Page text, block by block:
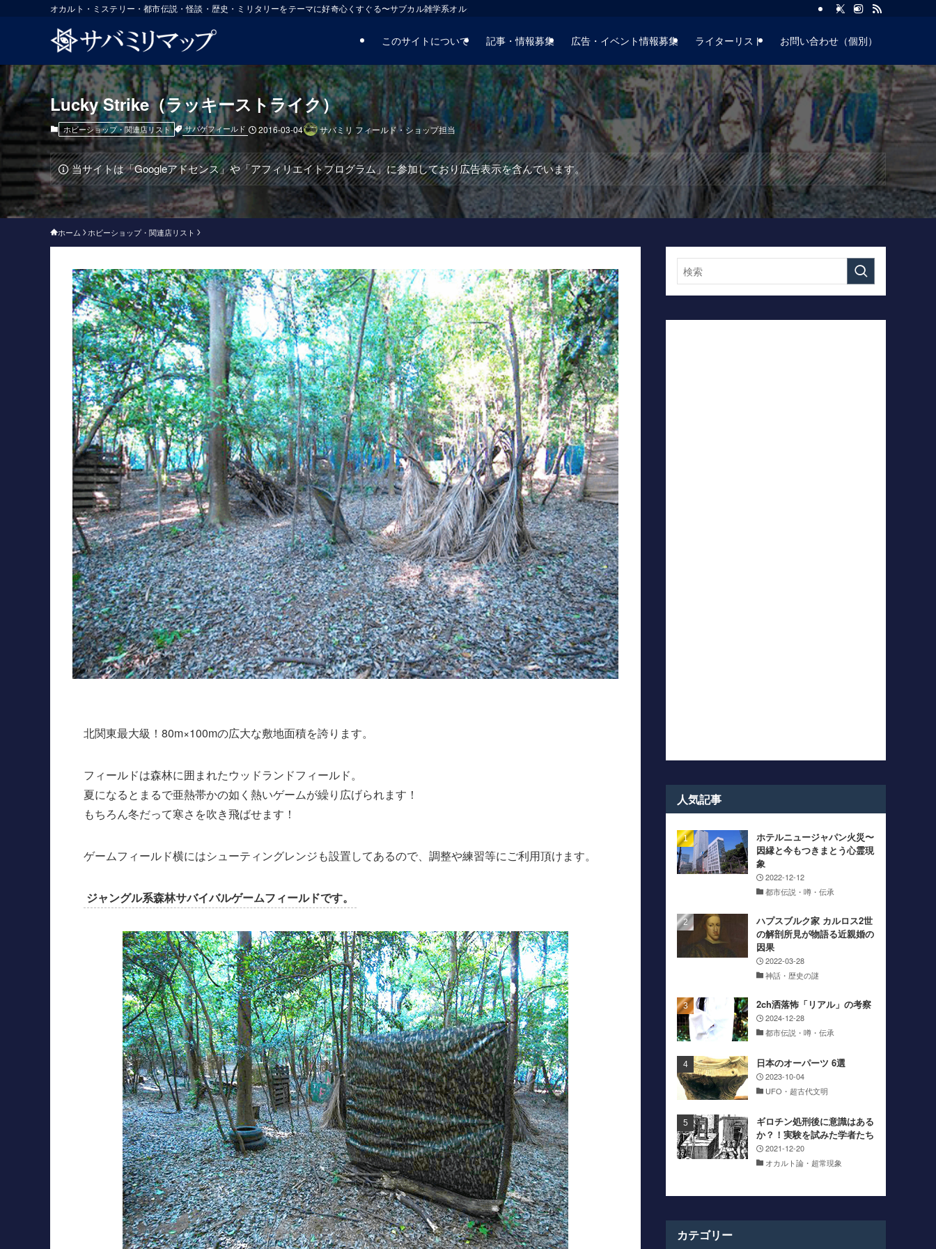
オカルト・ミステリー・都市伝説・怪談・歴史・ミリタリーをテーマに好奇心くすぐる〜サブカル雑学系オルタナティブサイト
このサイトについて 記事・情報募集 広告・イベント情報募集 ライターリスト お問い合わせ（個別）
Lucky Strike（ラッキーストライク）
ホビーショップ・関連店リスト サバゲフィールド 2016-03-04 サバミリ フィールド・ショップ担当
当サイトは「Googleアドセンス」や「アフィリエイトプログラム」に参加しており広告表示を含んでいます。
ホーム ホビーショップ・関連店リスト
北関東最大級！80m×100mの広大な敷地面積を誇ります。
フィールドは森林に囲まれたウッドランドフィールド。
夏になるとまるで亜熱帯かの如く熱いゲームが繰り広げられます！
もちろん冬だって寒さを吹き飛ばせます！
ゲームフィールド横にはシューティングレンジも設置してあるので、調整や練習等にご利用頂けます。
ジャングル系森林サバイバルゲームフィールドです。
人気記事
ホテルニュージャパン火災〜
因縁と今もつきまとう心霊現
象
2022-12-12
都市伝説・噂・伝承
ハプスブルク家 カルロス2世
の解剖所見が物語る近親婚の
因果
2022-03-28
神話・歴史の謎
2ch洒落怖「リアル」の考察
2024-12-28
都市伝説・噂・伝承
日本のオーパーツ 6選
2023-10-04
UFO・超古代文明
ギロチン処刑後に意識はある
か？！実験を試みた学者たち
2021-12-20
オカルト論・超常現象
カテゴリー